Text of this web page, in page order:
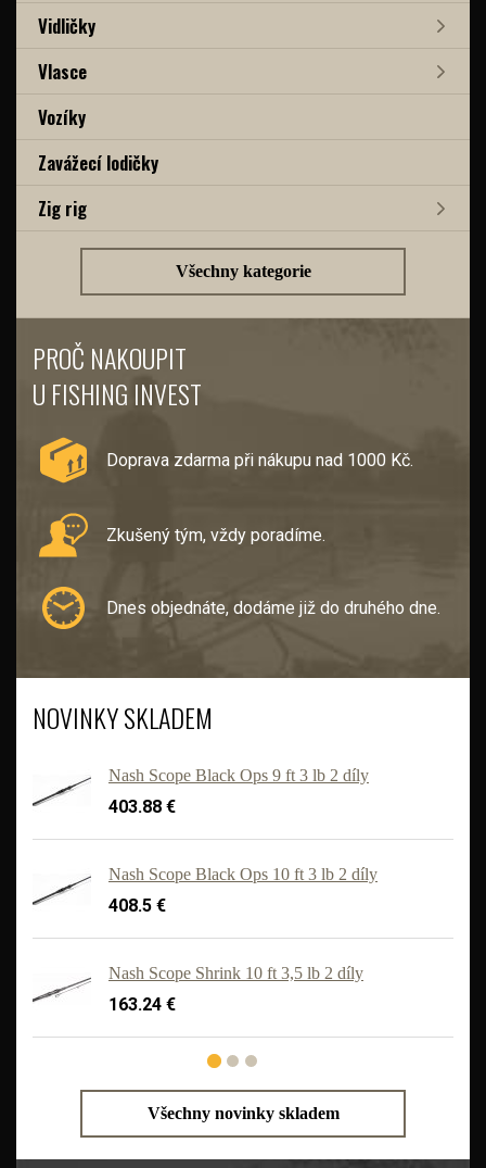
Vidličky
Vlasce
Vozíky
Zavážecí lodičky
Zig rig
Všechny kategorie
PROČ NAKOUPIT
U FISHING INVEST
Doprava zdarma při nákupu nad 1000 Kč.
Zkušený tým, vždy poradíme.
Dnes objednáte, dodáme již do druhého dne.
NOVINKY SKLADEM
Nash Scope Black Ops 9 ft 3 lb 2 díly
403.88 €
Nash Scope Black Ops 10 ft 3 lb 2 díly
408.5 €
Nash Scope Shrink 10 ft 3,5 lb 2 díly
163.24 €
Všechny novinky skladem